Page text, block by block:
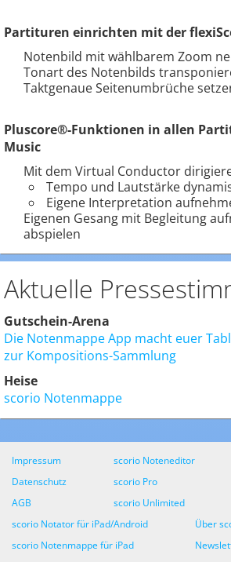
Partituren einrichten mit der
Notenbild mit wählbarem Zoom
Tonart des Notenbilds
Taktgenaue Seitenumbrüche
Pluscore®-Funktionen in allen
Music
Mit dem Virtual Conductor
Tempo und Lautstärke
Eigene Interpretation
Eigenen Gesang mit Begleitung
abspielen
Aktuelle
Gutschein-Arena
Die Notenmappe App macht euer
zur Kompositions-Sammlung
Heise
scorio Notenmappe
Impressum
Datenschutz
AGB
scorio Noteneditor
scorio Pro
scorio Unlimited
scorio Notator für iPad/Android
scorio Notenmappe für iPad
Über